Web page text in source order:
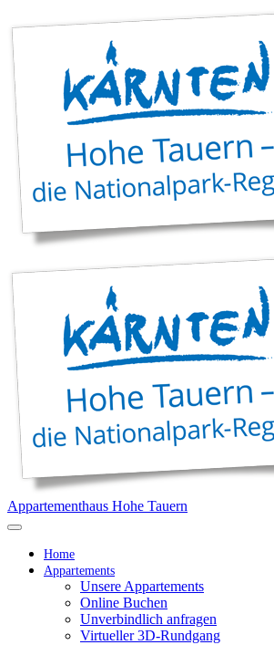
Appartementhaus Hohe Tauern
Toggle
Navigation
Home
Appartements
Unsere Appartements
Online Buchen
Unverbindlich anfragen
Virtueller 3D-Rundgang